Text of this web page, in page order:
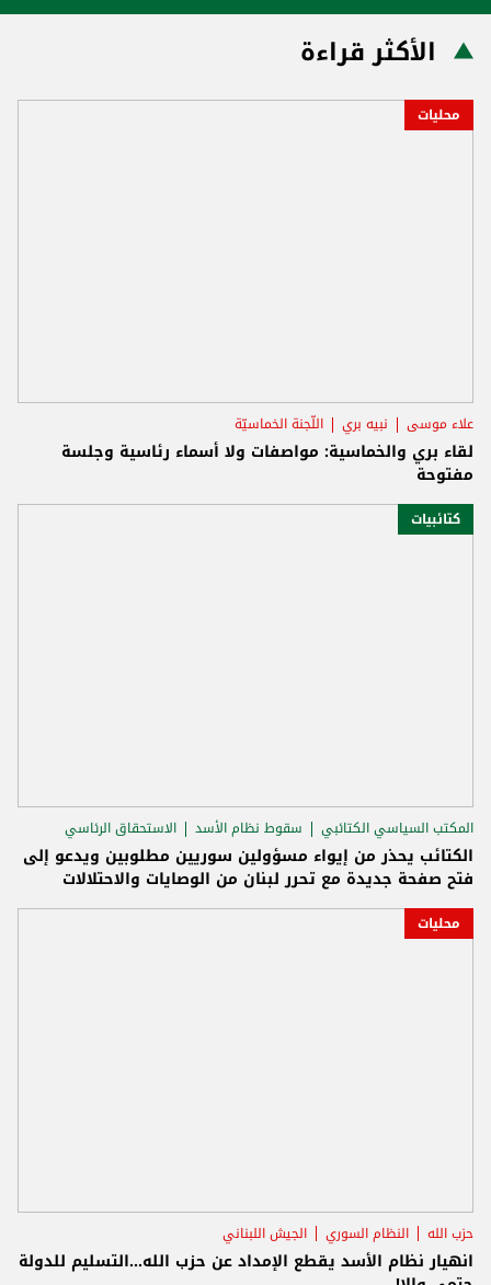
الأكثر قراءة
محليات
علاء موسى نبيه بري اللّجنة الخماسيّة
لقاء بري والخماسية: مواصفات ولا أسماء رئاسية وجلسة
مفتوحة
كتائبيات
المكتب السياسي الكتائبي سقوط نظام الأسد الاستحقاق الرئاسي
الكتائب يحذر من إيواء مسؤولين سوريين مطلوبين ويدعو إلى
فتح صفحة جديدة مع تحرر لبنان من الوصايات والاحتلالات
محليات
حزب الله النظام السوري الجيش اللبناني
انهيار نظام الأسد يقطع الإمداد عن حزب الله...التسليم للدولة